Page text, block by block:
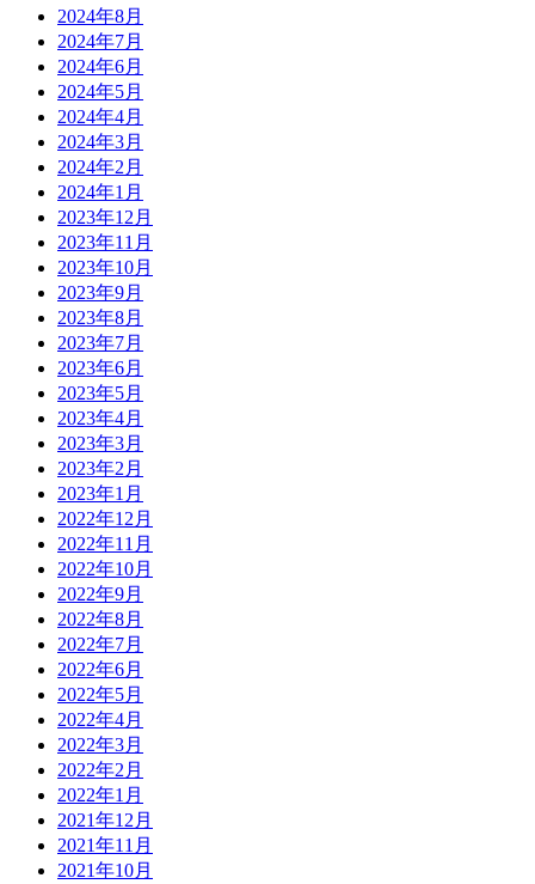
2024年8月
2024年7月
2024年6月
2024年5月
2024年4月
2024年3月
2024年2月
2024年1月
2023年12月
2023年11月
2023年10月
2023年9月
2023年8月
2023年7月
2023年6月
2023年5月
2023年4月
2023年3月
2023年2月
2023年1月
2022年12月
2022年11月
2022年10月
2022年9月
2022年8月
2022年7月
2022年6月
2022年5月
2022年4月
2022年3月
2022年2月
2022年1月
2021年12月
2021年11月
2021年10月